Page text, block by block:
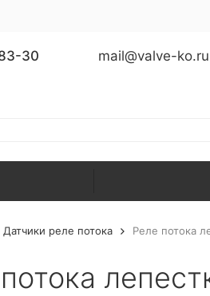
30 mail@valve-ko.ru
Датчики реле потока Реле потока